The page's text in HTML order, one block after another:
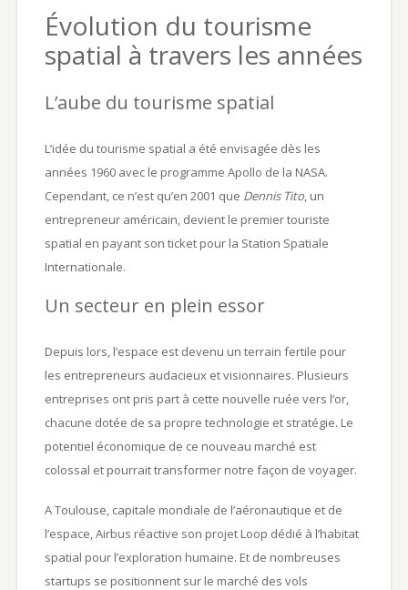
Évolution du tourisme
spatial à travers les années
L’aube du tourisme spatial
L’idée du tourisme spatial a été envisagée dès les
années 1960 avec le programme Apollo de la NASA.
Cependant, ce n’est qu’en 2001 que Dennis Tito, un
entrepreneur américain, devient le premier touriste
spatial en payant son ticket pour la Station Spatiale
Internationale.
Un secteur en plein essor
Depuis lors, l’espace est devenu un terrain fertile pour
les entrepreneurs audacieux et visionnaires. Plusieurs
entreprises ont pris part à cette nouvelle ruée vers l’or,
chacune dotée de sa propre technologie et stratégie. Le
potentiel économique de ce nouveau marché est
colossal et pourrait transformer notre façon de voyager.
A Toulouse, capitale mondiale de l’aéronautique et de
l’espace, Airbus réactive son projet Loop dédié à l’habitat
spatial pour l’exploration humaine. Et de nombreuses
startups se positionnent sur le marché des vols